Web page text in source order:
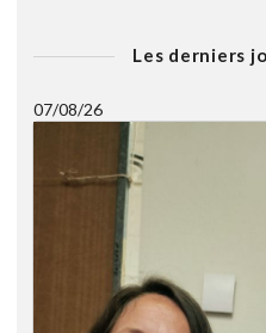
Les derniers
07/08/26